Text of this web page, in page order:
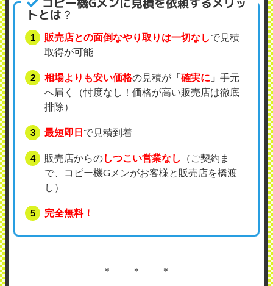
トとは？
販売店との面倒なやり取りは一切なしで見積
取得が可能
相場よりも安い価格の見積が 「確実に 」 手元
へ届く（忖度なし！価格が高い販売店は徹底
排除）
最短即日で見積到着
販売店からのしつこい営業なし
（ご契約ま
で、コピー機Gメンがお客様と販売店を橋渡
し）
完全無料！
＊ ＊ ＊